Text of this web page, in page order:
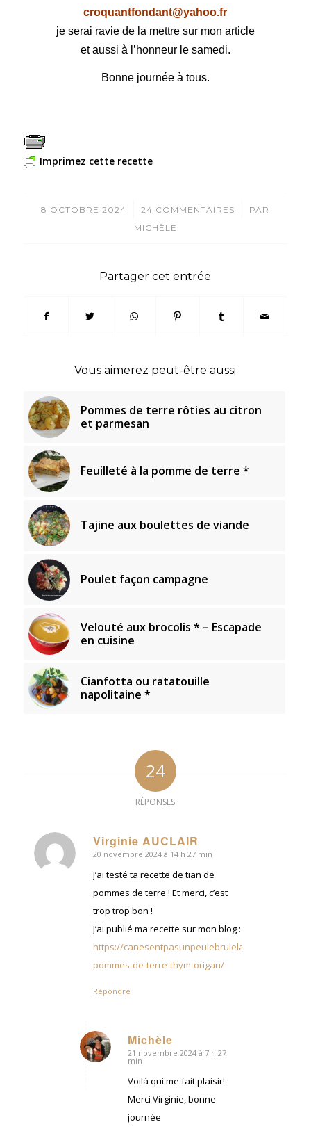
croquantfondant@yahoo.fr
je serai ravie de la mettre sur mon article
et aussi à l’honneur le samedi.
Bonne journée à tous.
Imprimez cette recette
8 OCTOBRE 2024
/ 24 COMMENTAIRES
/
PAR
MICHÈLE
Partager cet entrée
Vous aimerez peut-être aussi
Pommes de terre rôties au citron
et parmesan
Feuilleté à la pomme de terre *
Tajine aux boulettes de viande
Poulet façon campagne
Velouté aux brocolis * – Escapade
en cuisine
Cianfotta ou ratatouille
napolitaine *
24
RÉPONSES
Virginie AUCLAIR
dit
:
20 novembre 2024 à 14 h 27 min
J’ai testé ta recette de tian de
pommes de terre ! Et merci, c’est
trop trop bon !
J’ai publié ma recette sur mon blog :
https://canesentpasunpeulebrulela.fr/2024/11/19/
pommes-de-terre-thym-origan/
Répondre
Michèle
dit
21 novembre 2024 à 7 h 27
min
Voilà qui me fait plaisir!
Merci Virginie, bonne
journée